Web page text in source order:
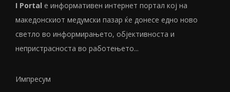
I Portal е информативен интернет портал кој на
македонскиот медумски пазар ќе донесе едно ново
светло во информирањето, објективноста и
непристрасноста во работењето...
Импресум